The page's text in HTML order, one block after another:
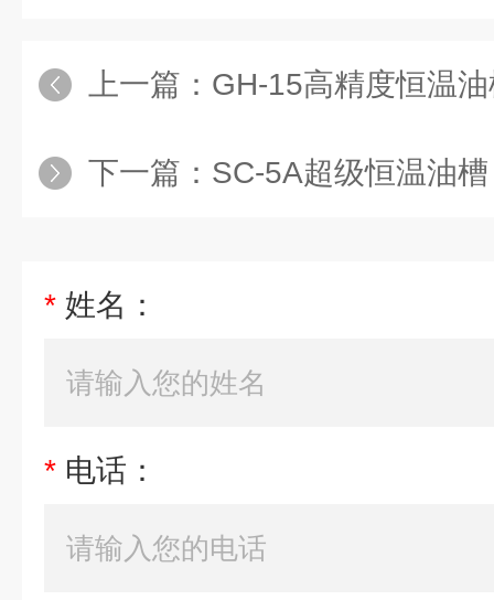
上一篇： GH-15高精度恒温
下一篇： SC-5A超级恒温油槽
* 姓名：
* 电话：